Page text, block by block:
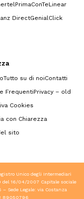
PrimaConTeLinear
DirectGenialClick
Tutto su di noiContatti
FrequentiPrivacy – old
Cookies
con Chiarezza
sito
Unico degli Intermediari
16/04/2007 Capitale sociale
– Sede Legale: via Costanza
89050796